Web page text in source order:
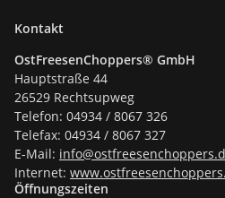
Kontakt
OstFreesenChoppers® GmbH
Hauptstraße 44
26529 Rechtsupweg
Telefon: 04934 / 8067 326
Telefax: 04934 / 8067 327
E-Mail: info@ostfreesenchoppers.
Internet:
Öffnungszeiten